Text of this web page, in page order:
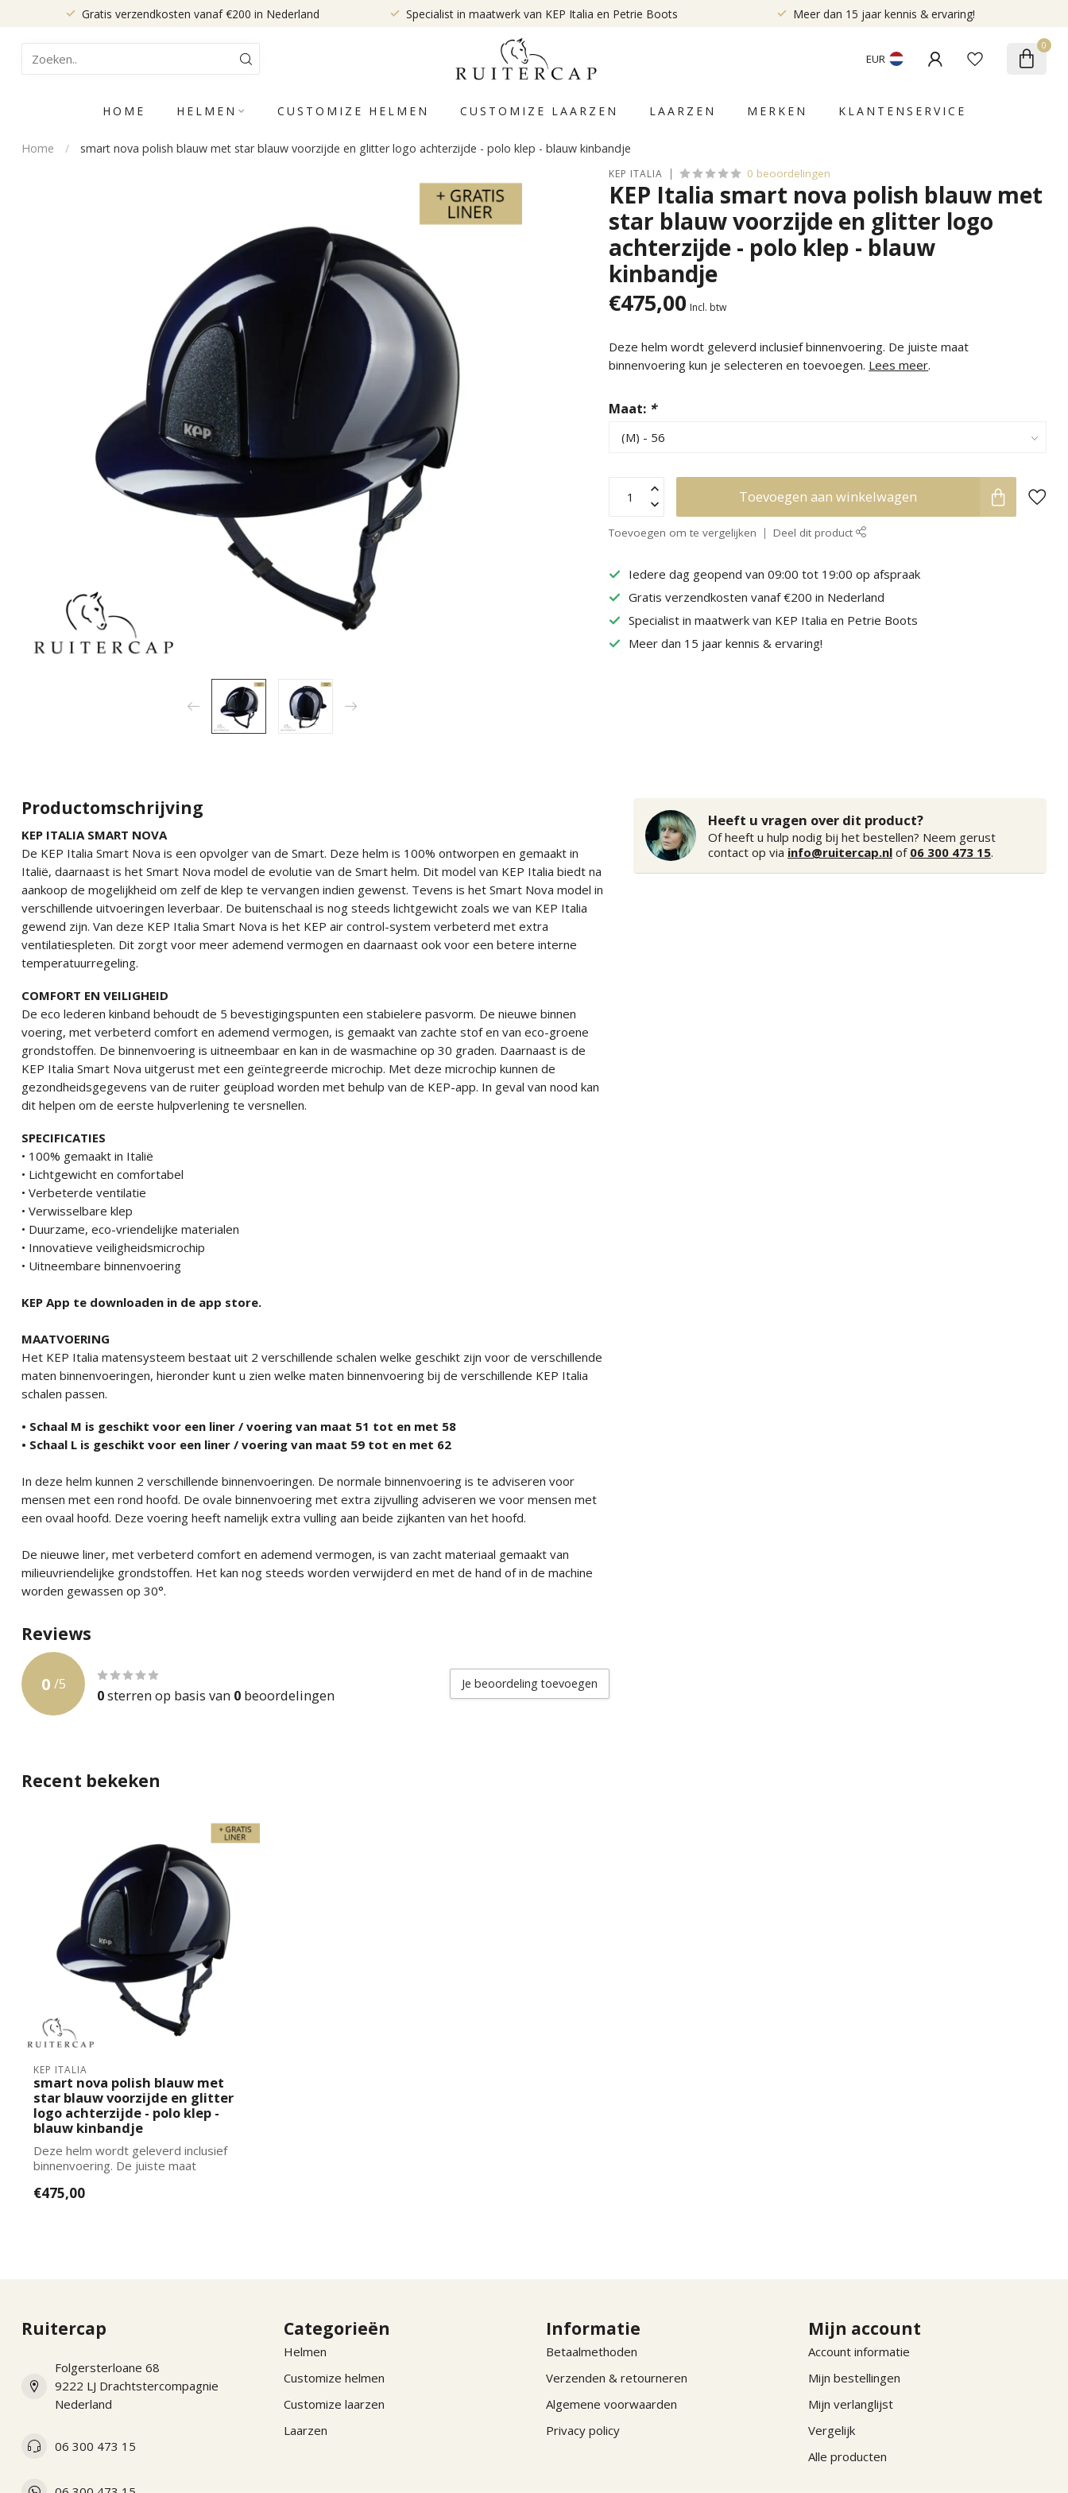
Gratis verzendkosten vanaf €200 in Nederland Specialist in maatwerk van KEP Italia en Petrie Boots Meer dan 15 jaar kennis & ervaring!
EUR
0
HOME HELMEN CUSTOMIZE HELMEN CUSTOMIZE LAARZEN LAARZEN MERKEN KLANTENSERVICE
Home / smart nova polish blauw met star blauw voorzijde en glitter logo achterzijde - polo klep - blauw kinbandje
KEP ITALIA 0 beoordelingen
KEP Italia smart nova polish blauw met
star blauw voorzijde en glitter logo
achterzijde - polo klep - blauw
kinbandje
€475,00 Incl. btw
Deze helm wordt geleverd inclusief binnenvoering. De juiste maat
binnenvoering kun je selecteren en toevoegen. Lees meer.
Maat: *
Toevoegen aan winkelwagen
Toevoegen om te vergelijken Deel dit product
Iedere dag geopend van 09:00 tot 19:00 op afspraak
Gratis verzendkosten vanaf €200 in Nederland
Specialist in maatwerk van KEP Italia en Petrie Boots
Meer dan 15 jaar kennis & ervaring!
Productomschrijving
KEP ITALIA SMART NOVA
De KEP Italia Smart Nova is een opvolger van de Smart. Deze helm is 100% ontworpen en gemaakt in
Italië, daarnaast is het Smart Nova model de evolutie van de Smart helm. Dit model van KEP Italia biedt na
aankoop de mogelijkheid om zelf de klep te vervangen indien gewenst. Tevens is het Smart Nova model in
verschillende uitvoeringen leverbaar. De buitenschaal is nog steeds lichtgewicht zoals we van KEP Italia
gewend zijn. Van deze KEP Italia Smart Nova is het KEP air control-system verbeterd met extra
ventilatiespleten. Dit zorgt voor meer ademend vermogen en daarnaast ook voor een betere interne
temperatuurregeling.
COMFORT EN VEILIGHEID
De eco lederen kinband behoudt de 5 bevestigingspunten een stabielere pasvorm. De nieuwe binnen
voering, met verbeterd comfort en ademend vermogen, is gemaakt van zachte stof en van eco-groene
grondstoffen. De binnenvoering is uitneembaar en kan in de wasmachine op 30 graden. Daarnaast is de
KEP Italia Smart Nova uitgerust met een geïntegreerde microchip. Met deze microchip kunnen de
gezondheidsgegevens van de ruiter geüpload worden met behulp van de KEP-app. In geval van nood kan
dit helpen om de eerste hulpverlening te versnellen.
SPECIFICATIES
• 100% gemaakt in Italië
• Lichtgewicht en comfortabel
• Verbeterde ventilatie
• Verwisselbare klep
• Duurzame, eco-vriendelijke materialen
• Innovatieve veiligheidsmicrochip
• Uitneembare binnenvoering
KEP App te downloaden in de app store.
MAATVOERING
Het KEP Italia matensysteem bestaat uit 2 verschillende schalen welke geschikt zijn voor de verschillende
maten binnenvoeringen, hieronder kunt u zien welke maten binnenvoering bij de verschillende KEP Italia
schalen passen.
• Schaal M is geschikt voor een liner / voering van maat 51 tot en met 58
• Schaal L is geschikt voor een liner / voering van maat 59 tot en met 62
In deze helm kunnen 2 verschillende binnenvoeringen. De normale binnenvoering is te adviseren voor
mensen met een rond hoofd. De ovale binnenvoering met extra zijvulling adviseren we voor mensen met
een ovaal hoofd. Deze voering heeft namelijk extra vulling aan beide zijkanten van het hoofd.
De nieuwe liner, met verbeterd comfort en ademend vermogen, is van zacht materiaal gemaakt van
milieuvriendelijke grondstoffen. Het kan nog steeds worden verwijderd en met de hand of in de machine
worden gewassen op 30°.
Reviews
0 /5
0sterren op basis van 0 beoordelingen
Je beoordeling toevoegen
Heeft u vragen over dit product?
Of heeft u hulp nodig bij het bestellen? Neem gerust
contact op via info@ruitercap.nl of 06 300 473 15.
Recent bekeken
KEP ITALIA
smart nova polish blauw met
star blauw voorzijde en glitter
logo achterzijde - polo klep -
blauw kinbandje
Deze helm wordt geleverd inclusief
binnenvoering. De juiste maat
€475,00
Ruitercap
Folgersterloane 68
9222 LJ Drachtstercompagnie
Nederland
06 300 473 15
Categorieën
Helmen
Customize helmen
Customize laarzen
Laarzen
Informatie
Betaalmethoden
Verzenden & retourneren
Algemene voorwaarden
Privacy policy
Mijn account
Account informatie
Mijn bestellingen
Mijn verlanglijst
Vergelijk
Alle producten